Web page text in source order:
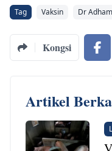
Tag Vaksin Dr
Kongsi
Artikel